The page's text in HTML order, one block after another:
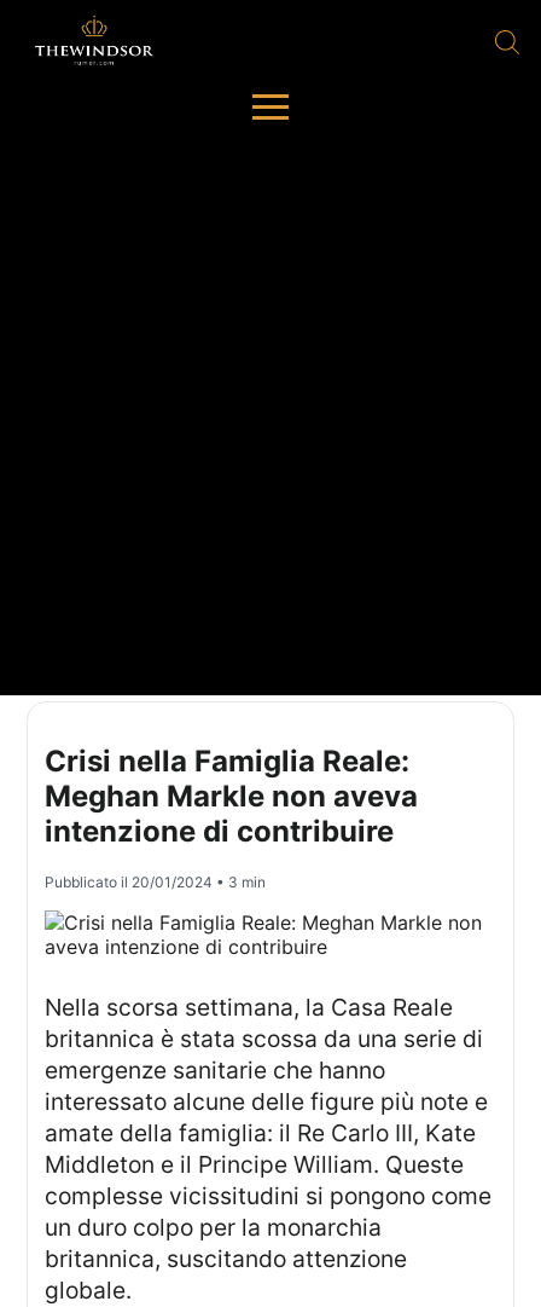
Crisi nella Famiglia Reale:
Meghan Markle non aveva
intenzione di contribuire
Pubblicato il 20/01/2024 • 3 min
Nella scorsa settimana, la Casa Reale
britannica è stata scossa da una serie di
emergenze sanitarie che hanno
interessato alcune delle figure più note e
amate della famiglia: il Re Carlo III, Kate
Middleton e il Principe William. Queste
complesse vicissitudini si pongono come
un duro colpo per la monarchia
britannica, suscitando attenzione
globale.